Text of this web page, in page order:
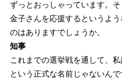
ずっとおっしゃっています。
金子さんを応援するというよ
のはありますでしょうか。
知事
これまでの選挙戦を通して、
という正式な名前じゃないん